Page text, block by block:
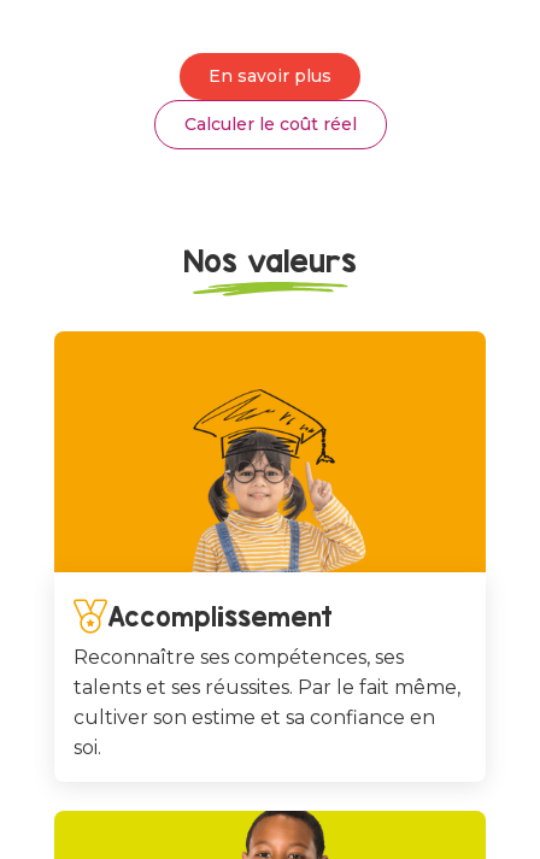
En savoir plus
Calculer le coût réel
Nos valeurs
Accomplissement
Reconnaître ses compétences, ses
talents et ses réussites. Par le fait même,
cultiver son estime et sa confiance en
soi.